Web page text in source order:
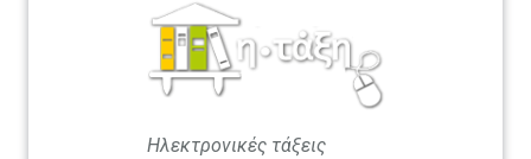
Ηλεκτρονικές τάξεις